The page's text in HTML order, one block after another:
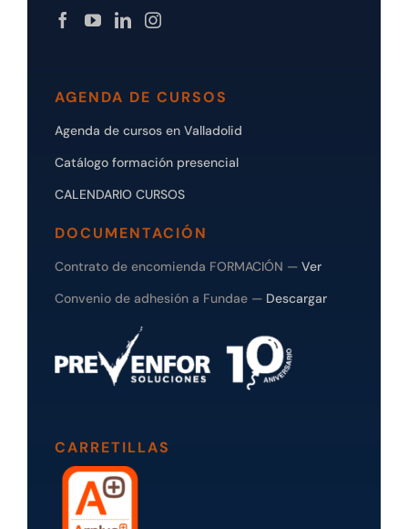
AGENDA DE CURSOS
Agenda de cursos en Valladolid
Catálogo formación presencial
CALENDARIO CURSOS
DOCUMENTACIÓN
Contrato de encomienda FORMACIÓN — Ver
Convenio de adhesión a Fundae — Descargar
CARRETILLAS